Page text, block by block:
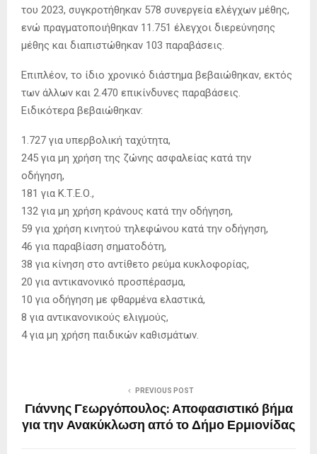
του 2023, συγκροτήθηκαν 578 συνεργεία ελέγχων μέθης,
ενώ πραγματοποιήθηκαν 11.751 έλεγχοι διερεύνησης
μέθης και διαπιστώθηκαν 103 παραβάσεις.
Επιπλέον, το ίδιο χρονικό διάστημα βεβαιώθηκαν, εκτός
των άλλων και 2.470 επικίνδυνες παραβάσεις.
Ειδικότερα βεβαιώθηκαν:
1.727 για υπερβολική ταχύτητα,
245 για μη χρήση της ζώνης ασφαλείας κατά την
οδήγηση,
181 για Κ.Τ.Ε.Ο.,
132 για μη χρήση κράνους κατά την οδήγηση,
59 για χρήση κινητού τηλεφώνου κατά την οδήγηση,
46 για παραβίαση σηματοδότη,
38 για κίνηση στο αντίθετο ρεύμα κυκλοφορίας,
20 για αντικανονικό προσπέρασμα,
10 για οδήγηση με φθαρμένα ελαστικά,
8 για αντικανονικούς ελιγμούς,
4 για μη χρήση παιδικών καθισμάτων.
PREVIOUS POST
Γιάννης Γεωργόπουλος: Αποφασιστικό βήμα
για την Ανακύκλωση από το Δήμο Ερμιονίδας